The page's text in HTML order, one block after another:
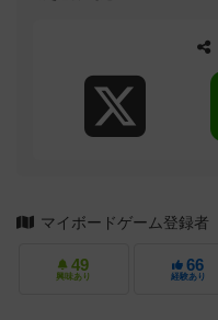
マイボードゲーム登録者
49
興味あり
66
経験あり